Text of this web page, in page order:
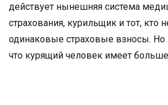
действует нынешняя система
страхования, курильщик и тот, кто
одинаковые страховые взносы. Но
что курящий человек имеет